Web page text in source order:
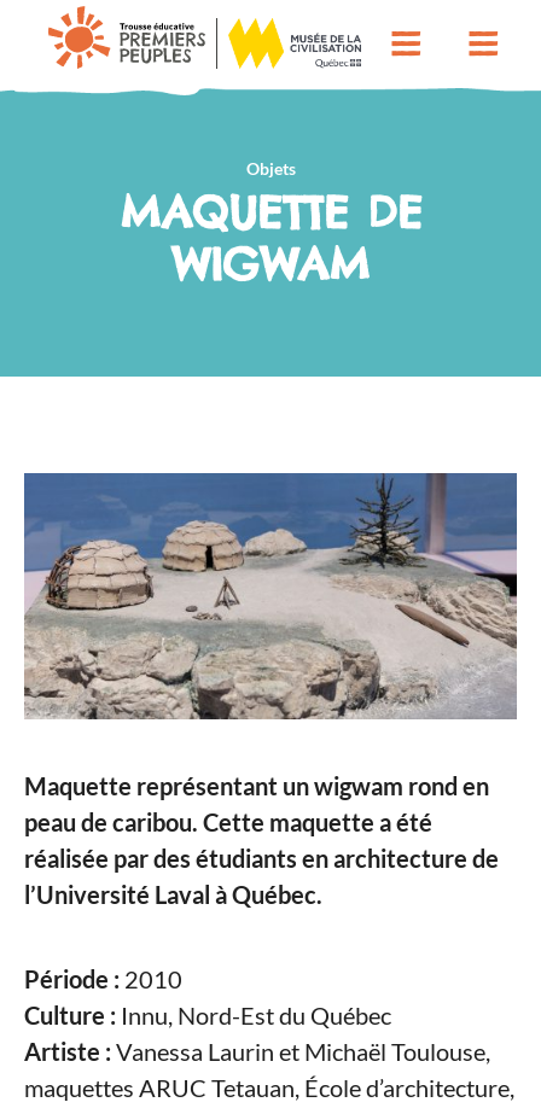
Objets
MAQUETTE DE
WIGWAM
Maquette représentant un wigwam rond en
peau de caribou. Cette maquette a été
réalisée par des étudiants en architecture de
l’Université Laval à Québec.
Période : 2010
Culture : Innu, Nord-Est du Québec
Artiste : Vanessa Laurin et Michaël Toulouse,
maquettes ARUC Tetauan, École d’architecture,